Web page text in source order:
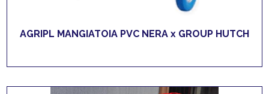
AGRIPL MANGIATOIA PVC NERA x GROUP HUTCH